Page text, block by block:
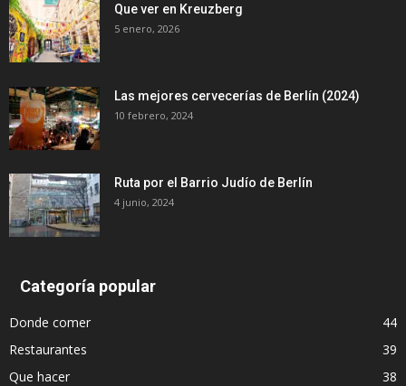
Que ver en Kreuzberg
5 enero, 2026
Las mejores cervecerías de Berlín (2024)
10 febrero, 2024
Ruta por el Barrio Judío de Berlín
4 junio, 2024
Categoría popular
Donde comer
44
Restaurantes
39
Que hacer
38